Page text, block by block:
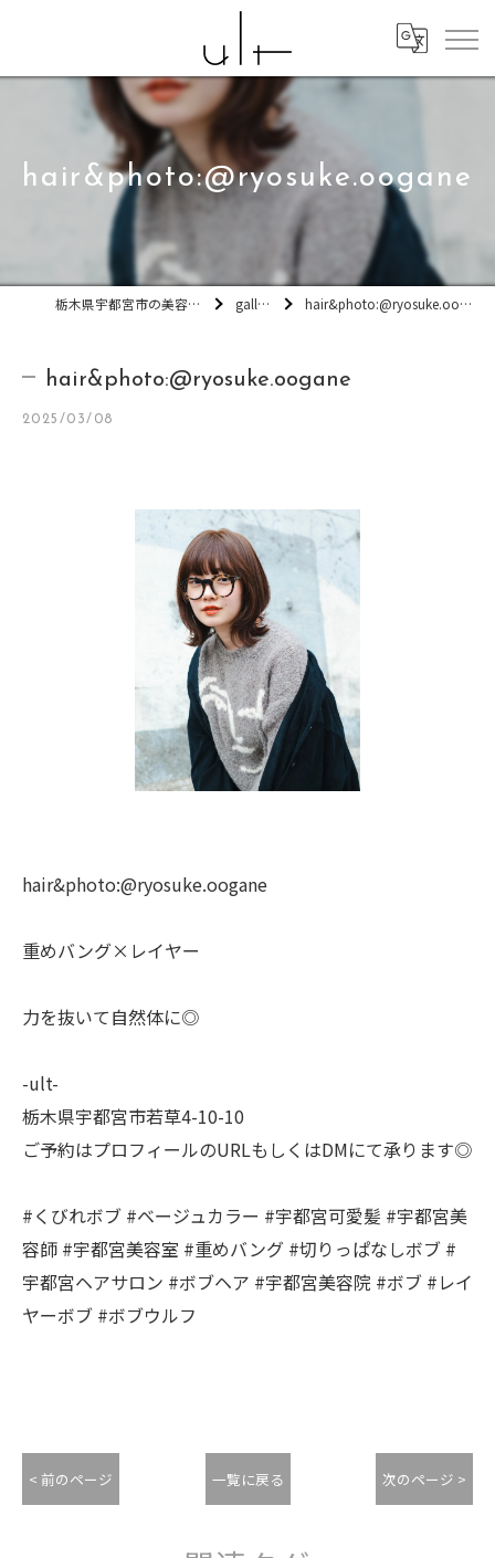
hair&photo:@ryosuke.oogane
栃木県宇都宮市の美容室ult gallery hair&photo:@ryosuke.oogane
hair&photo:@ryosuke.oogane
2025/03/08
hair&photo:@ryosuke.oogane
重めバング×レイヤー
力を抜いて自然体に◎
-ult-
栃木県宇都宮市若草4-10-10
ご予約はプロフィールのURLもしくはDMにて承ります◎
#くびれボブ #ベージュカラー #宇都宮可愛髪 #宇都宮美
容師 #宇都宮美容室 #重めバング #切りっぱなしボブ #
宇都宮ヘアサロン #ボブヘア #宇都宮美容院 #ボブ #レイ
ヤーボブ #ボブウルフ
< 前のページ 一覧に戻る 次のページ >